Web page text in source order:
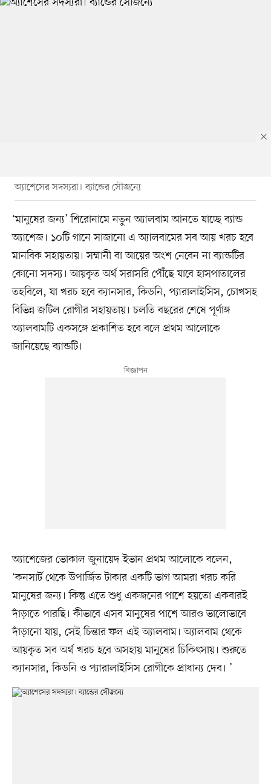
অ্যাশেসের সদস্যরা। ব্যান্ডের সৌজন্যে
‘মানুষের জন্য’ শিরোনামে নতুন অ্যালবাম আনতে যাচ্ছে ব্যান্ড
অ্যাশেজ। ১০টি গানে সাজানো এ অ্যালবামের সব আয় খরচ হবে
মানবিক সহায়তায়। সম্মানী বা আয়ের অংশ নেবেন না ব্যান্ডটির
কোনো সদস্য। আয়কৃত অর্থ সরাসরি পৌঁছে যাবে হাসপাতালের
তহবিলে, যা খরচ হবে ক্যানসার, কিডনি, প্যারালাইসিস, চোখসহ
বিভিন্ন জটিল রোগীর সহায়তায়। চলতি বছরের শেষে পূর্ণাঙ্গ
অ্যালবামটি একসঙ্গে প্রকাশিত হবে বলে প্রথম আলোকে
জানিয়েছে ব্যান্ডটি।
অ্যাশেজের ভোকাল জুনায়েদ ইভান প্রথম আলোকে বলেন,
‘কনসার্ট থেকে উপার্জিত টাকার একটি ভাগ আমরা খরচ করি
মানুষের জন্য। কিন্তু এতে শুধু একজনের পাশে হয়তো একবারই
দাঁড়াতে পারছি। কীভাবে এসব মানুষের পাশে আরও ভালোভাবে
দাঁড়ানো যায়, সেই চিন্তার ফল এই অ্যালবাম। অ্যালবাম থেকে
আয়কৃত সব অর্থ খরচ হবে অসহায় মানুষের চিকিৎসায়। শুরুতে
ক্যানসার, কিডনি ও প্যারালাইসিস রোগীকে প্রাধান্য দেব। ’